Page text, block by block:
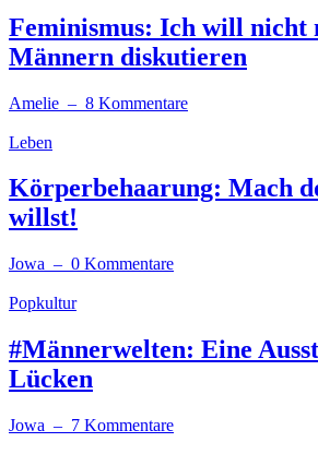
Feminismus: Ich will nicht
Männern diskutieren
Amelie – 8 Kommentare
Leben
Körperbehaarung: Mach
willst!
Jowa – 0 Kommentare
Popkultur
#Männerwelten: Eine
Lücken
Jowa – 7 Kommentare